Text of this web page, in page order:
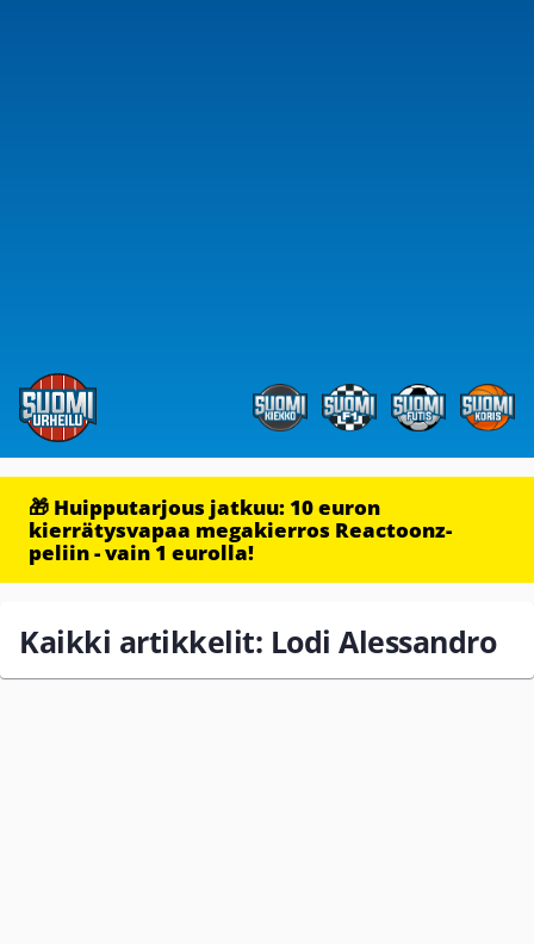
🎁 Huipputarjous jatkuu: 10 euron
kierrätysvapaa megakierros Reactoonz-
peliin - vain 1 eurolla!
Kaikki artikkelit: Lodi Alessandro